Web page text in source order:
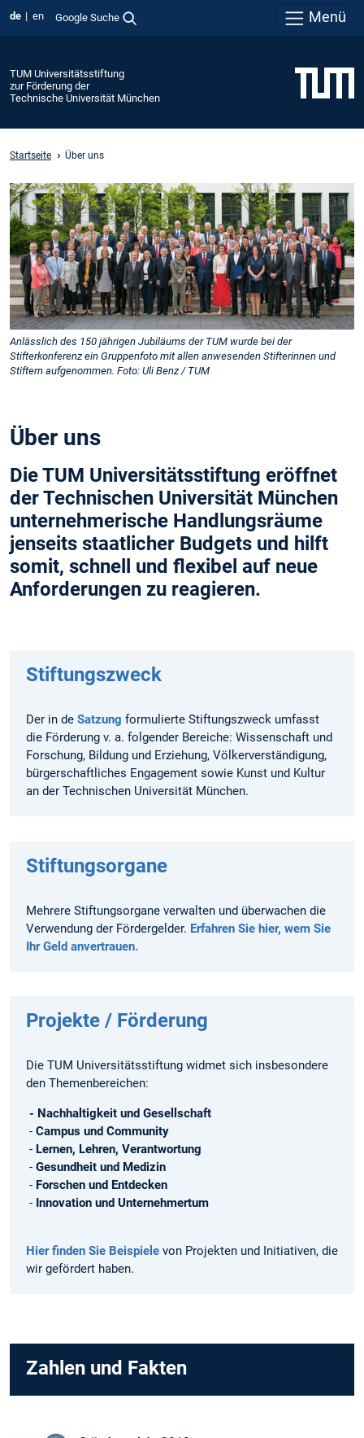
de en Google Suche Menü
TUM Universitätsstiftung
zur Förderung der
Technische Universität München
Startseite Über uns
Anlässlich des 150 jährigen Jubiläums der TUM wurde bei der
Stifterkonferenz ein Gruppenfoto mit allen anwesenden Stifterinnen und
Stiftern aufgenommen. Foto: Uli Benz / TUM
Über uns
Die TUM Universitätsstiftung eröffnet
der Technischen Universität München
unternehmerische Handlungsräume
jenseits staatlicher Budgets und hilft
somit, schnell und flexibel auf neue
Anforderungen zu reagieren.
Stiftungszweck
Der in de Satzung formulierte Stiftungszweck umfasst
die Förderung v. a. folgender Bereiche: Wissenschaft und
Forschung, Bildung und Erziehung, Völkerverständigung,
bürgerschaftliches Engagement sowie Kunst und Kultur
an der Technischen Universität München.
Stiftungsorgane
Mehrere Stiftungsorgane verwalten und überwachen die
Verwendung der Fördergelder. Erfahren Sie hier, wem Sie
Ihr Geld anvertrauen.
Projekte / Förderung
Die TUM Universitätsstiftung widmet sich insbesondere
den Themenbereichen:
- Nachhaltigkeit und Gesellschaft
- Campus und Community
- Lernen, Lehren, Verantwortung
- Gesundheit und Medizin
- Forschen und Entdecken
- Innovation und Unternehmertum
Hier finden Sie Beispiele von Projekten und Initiativen, die
wir gefördert haben.
Zahlen und Fakten